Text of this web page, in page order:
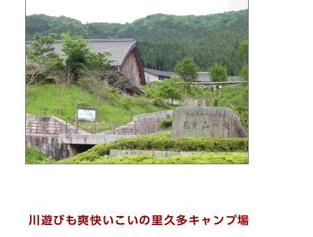
川遊びも爽快いこいの里久多キャンプ場